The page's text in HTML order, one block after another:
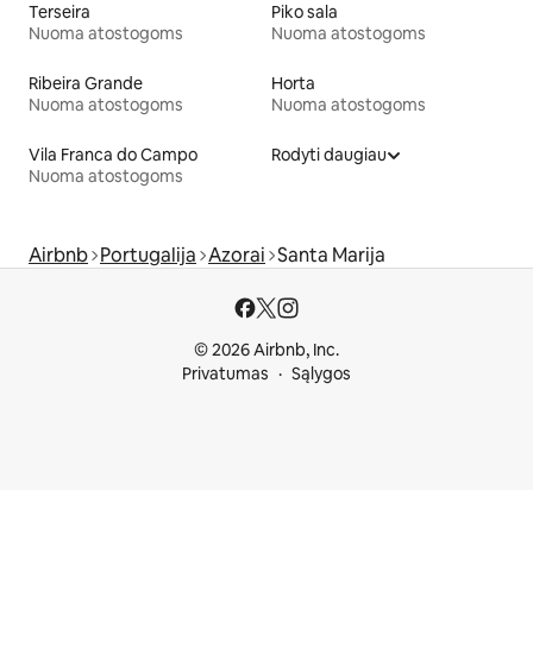
Terseira
Nuoma atostogoms
Piko sala
Nuoma atostogoms
Ribeira Grande
Nuoma atostogoms
Horta
Nuoma atostogoms
Vila Franca do Campo
Nuoma atostogoms
Rodyti daugiau
Airbnb Portugalija Azorai Santa Marija
© 2026 Airbnb, Inc.
Privatumas
Sąlygos